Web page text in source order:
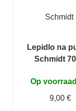
Schmidt
Lepidlo na
Schmidt
Op
9,00 €